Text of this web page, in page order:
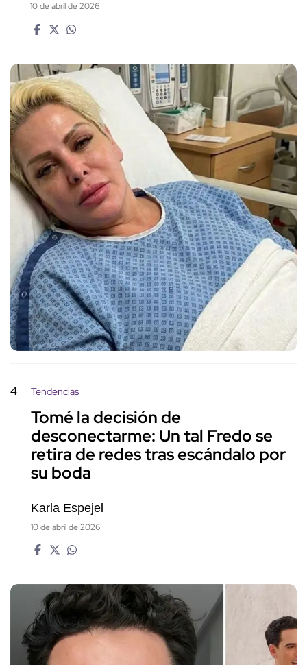
10 de abril de 2026
4 Tendencias
Tomé la decisión de
desconectarme: Un tal Fredo se
retira de redes tras escándalo por
su boda
Karla Espejel
10 de abril de 2026